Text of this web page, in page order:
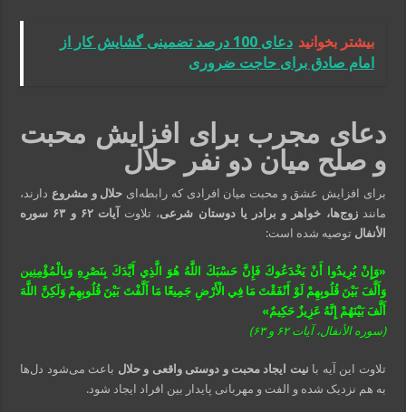
بیشتر بخوانید
دعای 100 درصد تضمینی گشایش کار از
امام صادق برای حاجت ضروری
دعای مجرب برای افزایش محبت
و صلح میان دو نفر حلال
برای افزایش عشق و محبت میان افرادی که رابطه‌ای حلال و مشروع دارند،
مانندزوج‌ها، خواهر و برادر یا دوستان شرعی، تلاوت
آیات ۶۲ و ۶۳ سوره
الأنفال توصیه شده است:
«وَإِنْ يُرِيدُوا أَنْ يَخْدَعُوكَ فَإِنَّ حَسْبَكَ اللَّهُ هُوَ الَّذِي أَيَّدَكَ بِنَصْرِهِ وَبِالْمُؤْمِنِين
وَأَلَّفَ بَيْنَ قُلُوبِهِمْ لَوْ أَنْفَقْتَ مَا فِي الْأَرْضِ جَمِيعًا مَا أَلَّفْتَ بَيْنَ قُلُوبِهِمْ وَلَكِنَّ اللَّهَ
أَلَّفَ بَيْنَهُمْ إِنَّهُ عَزِيزٌ حَكِيمٌ»
(سوره الأنفال، آیات ۶۲ و ۶۳)
تلاوت این آیه با نیت ایجاد محبت و دوستی واقعی و حلال باعث می‌شود دل‌ها
به هم نزدیک شده و الفت و مهربانی پایدار بین افراد ایجاد شود.